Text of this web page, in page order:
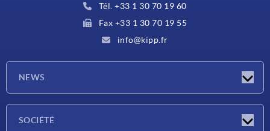
Tél. +33 1 30 70 19 60
Fax +33 1 30 70 19 55
info@kipp.fr
NEWS
SOCIÉTÉ